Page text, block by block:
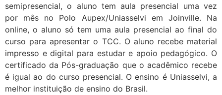
semipresencial, o aluno tem aula presencial uma vez
por mês no Polo Aupex/Uniasselvi em Joinville. Na
online, o aluno só tem uma aula presencial ao final do
curso para apresentar o TCC. O aluno recebe material
impresso e digital para estudar e apoio pedagógico. O
certificado da Pós-graduação que o acadêmico recebe
é igual ao do curso presencial. O ensino é Uniasselvi, a
melhor instituição de ensino do Brasil.